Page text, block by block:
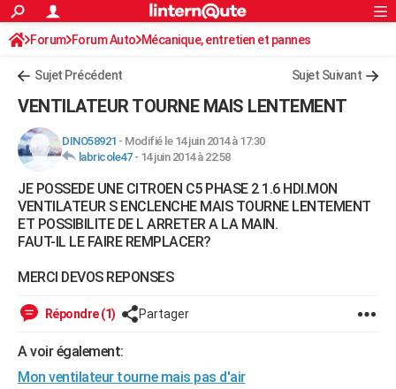
ACTUALITÉS
Politique
Société
Faits Divers
Education
Monde
Villes
+
FINANCE
Retraite
Impôts
Epargne
Immobilier
Risques naturels par ville
Banque
Assurance
Crédit
AUTO
Essais
Réserver un essai
Citadines
Berlines
SUV
Forum auto
+HIGH-TECH
Mobiles
Meilleur smartphone
Internet
Ordinateurs
Jeux vidéo
Guide high-tech
+BRICOLAGE
Forum
Aménagement intérieur
Extérieur
Cuisine
Salle de bains
Jardinage
Rangement
WEEK-END
Guides de France
Escapades
Patrimoine
Expositions
Musées
Week-end nature
LIFESTYLE
SANTE
Alimentation
Guide de la santé
Maladies
Médicaments
Sommeil
VOYAGE
Rechercher
S'inscrire
Connexion
Forum Forum Auto Mécanique, entretien et pannes
Sujet Précédent Sujet Suivant
VENTILATEUR TOURNE MAIS LENTEMENT
DINO58921 - Modifié le 14 juin 2014 à 17:30
labricole47- 14 juin 2014 à 22:58
JE POSSEDE UNE CITROEN C5 PHASE 2 1.6 HDI.MON
VENTILATEUR S ENCLENCHE MAIS TOURNE LENTEMENT
ET POSSIBILITE DE L ARRETER A LA MAIN.
FAUT-IL LE FAIRE REMPLACER?
MERCI DEVOS REPONSES
Répondre (1) Partager
A voir également:
Mon ventilateur tourne mais pas d'air